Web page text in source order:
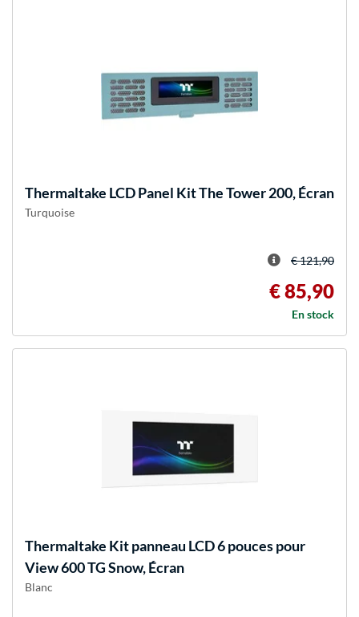
Thermaltake LCD Panel Kit The Tower 200, Écran
Turquoise
€ 121,90
€ 85,90
En stock
Thermaltake Kit panneau LCD 6 pouces pour
View 600 TG Snow, Écran
Blanc